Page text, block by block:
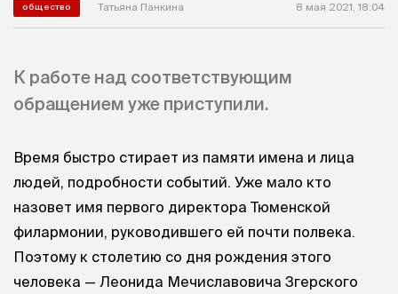
общество Татьяна Панкина 8 мая 2021, 18:04
К работе над соответствующим
обращением уже приступили.
Время быстро стирает из памяти имена и лица
людей, подробности событий. Уже мало кто
назовет имя первого директора Тюменской
филармонии, руководившего ей почти полвека.
Поэтому к столетию со дня рождения этого
человека — Леонида Мечиславовича Згерского